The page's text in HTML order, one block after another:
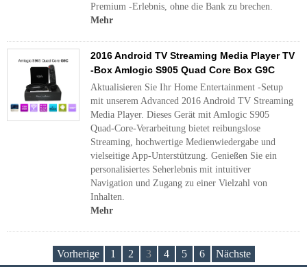
Premium -Erlebnis, ohne die Bank zu brechen.
Mehr
2016 Android TV Streaming Media Player TV
-Box Amlogic S905 Quad Core Box G9C
Aktualisieren Sie Ihr Home Entertainment -Setup
mit unserem Advanced 2016 Android TV Streaming
Media Player. Dieses Gerät mit Amlogic S905
Quad-Core-Verarbeitung bietet reibungslose
Streaming, hochwertige Medienwiedergabe und
vielseitige App-Unterstützung. Genießen Sie ein
personalisiertes Seherlebnis mit intuitiver
Navigation und Zugang zu einer Vielzahl von
Inhalten.
Mehr
Vorherige 1 2 3 4 5 6 Nächste